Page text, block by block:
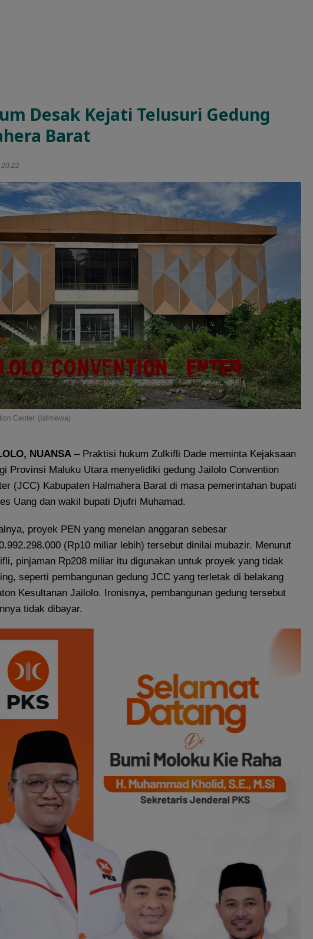
Desak Kejati Telusuri Gedung
Barat
20:22
Center. (Istimewa)
NUANSA – Praktisi hukum Zulkifli Dade meminta Kejaksaan
Provinsi Maluku Utara menyelidiki gedung Jailolo Convention
(JCC) Kabupaten Halmahera Barat di masa pemerintahan bupati
Uang dan wakil bupati Djufri Muhamad.
proyek PEN yang menelan anggaran sebesar
(Rp10 miliar lebih) tersebut dinilai mubazir. Menurut
pinjaman Rp208 miliar itu digunakan untuk proyek yang tidak
seperti pembangunan gedung JCC yang terletak di belakang
Kesultanan Jailolo. Ironisnya, pembangunan gedung tersebut
tidak dibayar.